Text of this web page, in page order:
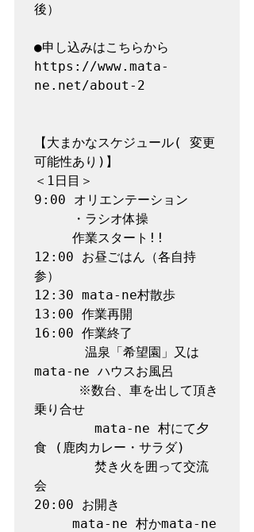
後）
●申し込みはこちらから
https://www.mata-
ne.net/about-2
【大まかなスケジュール( 変更
可能性あり)】
＜1日目＞
9:00 オリエンテーション
・ラシオ体操
作業スタート!!
12:00 お昼ごはん（各自持
参）
12:30 mata-ne村散歩
13:00 作業再開
16:00 作業終了
温泉「希望園」又は
mata-ne ハウスお風呂
乗り合せ
食 (鹿肉カレー・サラダ)
会
20:00 お開き
mata-ne 村かmata-ne